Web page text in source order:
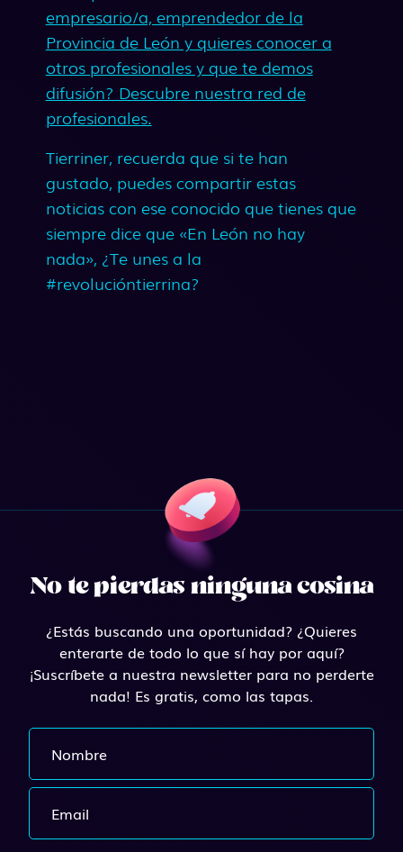
empresario/a, emprendedor de la
Provincia de León y quieres conocer a
otros profesionales y que te demos
difusión? Descubre nuestra red de
profesionales.
Tierriner, recuerda que si te han
gustado, puedes compartir estas
noticias con ese conocido que tienes que
siempre dice que «En León no hay
nada», ¿Te unes a la
#revolucióntierrina?
No te pierdas ninguna cosina
¿Estás buscando una oportunidad? ¿Quieres
enterarte de todo lo que sí hay por aquí?
¡Suscríbete a nuestra newsletter para no perderte
nada! Es gratis, como las tapas.